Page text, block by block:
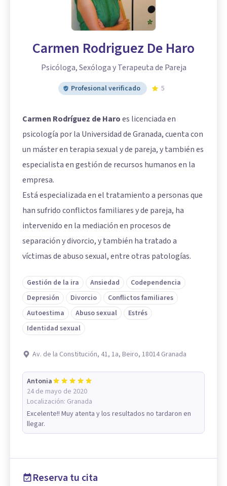
Carmen Rodriguez De Haro
Psicóloga, Sexóloga y Terapeuta de Pareja
Profesional verificado 5
Carmen Rodríguez de Haroes licenciada en
psicología por la Universidad de Granada, cuenta con
un máster en terapia sexual y de pareja, y también es
especialista en gestión de recursos humanos en la
empresa.
Está especializada en el tratamiento a personas que
han sufrido conflictos familiares y de pareja, ha
intervenido en la mediación en procesos de
separación y divorcio, y también ha tratado a
víctimas de abuso sexual, entre otras patologías.
Gestión de la ira Ansiedad
Codependencia
Depresión
Divorcio
Conflictos familiares
Autoestima
Abuso sexual
Estrés
Identidad sexual
Av. de la Constitución, 41, 1a, Beiro, 18014 Granada
Antonia
24 de mayo de 2020
Localización: Granada
Excelente!! Muy atenta y los resultados no tardaron en
llegar.
Reserva tu cita